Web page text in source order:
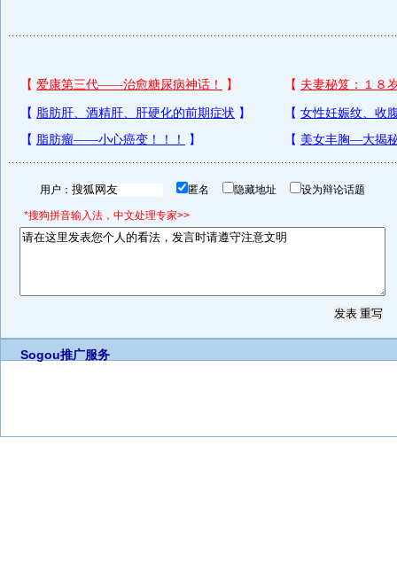
用户： 匿名 隐藏地址 设为辩论话题
*搜狗拼音输入法，中文处理专家>>
Sogou推广服务